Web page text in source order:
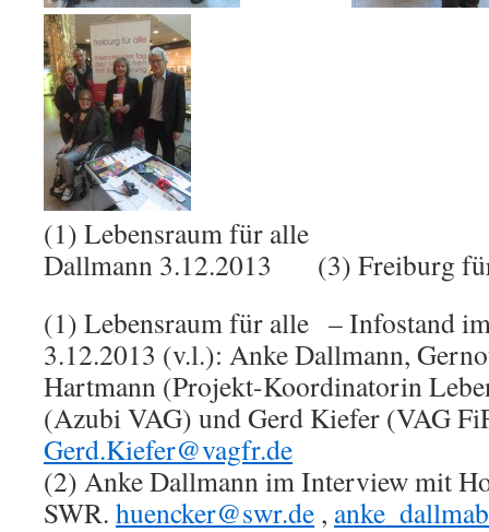
(1) Lebensraum für
Dallmann 3.12.2013 (3) Freiburg
(1) Lebensraum für alle – Infostand
3.12.2013 (v.l.): Anke Dallmann,
Hartmann (Projekt-Koordinatorin
(Azubi VAG) und Gerd Kiefer (VAG
Gerd.Kiefer@vagfr.de
(2) Anke Dallmann im Interview mit
SWR. huencker@swr.de ,